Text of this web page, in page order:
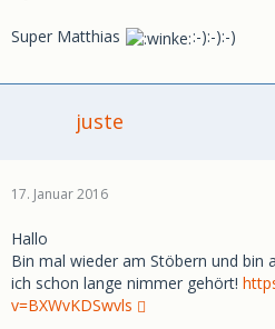
Super Matthias :-):-):-)
juste
17. Januar 2016
Hallo
Bin mal wieder am Stöbern und bin
ich schon lange nimmer gehört!
v=BXWvKDSwvls